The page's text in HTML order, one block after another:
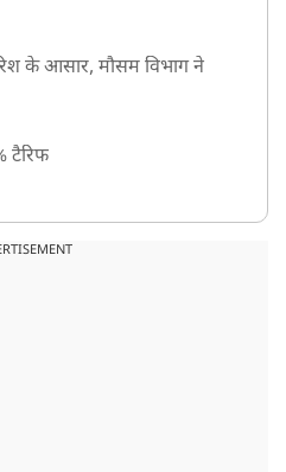
के आसार, मौसम विभाग ने
टैरिफ
समारोह में शामिल होंगे